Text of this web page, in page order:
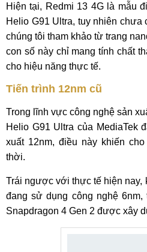
Hiện tại, Redmi 13 4G là mẫu
Helio G91 Ultra, tuy nhiên
chúng tôi tham khảo từ trang
con số này chỉ mang tính chất
cho hiệu năng thực tế.
Tiến trình 12nm cũ
Trong lĩnh vực công nghệ sản
Helio G91 Ultra của MediaTek
xuất 12nm, điều này khiến
thời.
Trái ngược với thực tế hiện nay,
đang sử dụng công nghệ
Snapdragon 4 Gen 2 được xây